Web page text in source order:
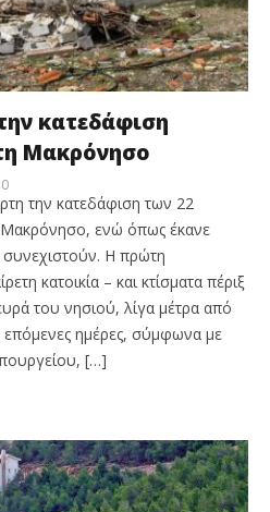
κατεδάφιση
Μακρόνησο
0
την κατεδάφιση των 22
Μακρόνησο, ενώ όπως έκανε
συνεχιστούν. Η πρώτη
κατοικία – και κτίσματα πέριξ
του νησιού, λίγα μέτρα από
ημέρες, σύμφωνα με
[…]